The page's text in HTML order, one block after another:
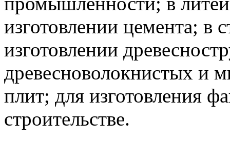
изготовлении цемента; в
изготовлении
древесноволокнистых и
плит; для изготовления
строительстве.